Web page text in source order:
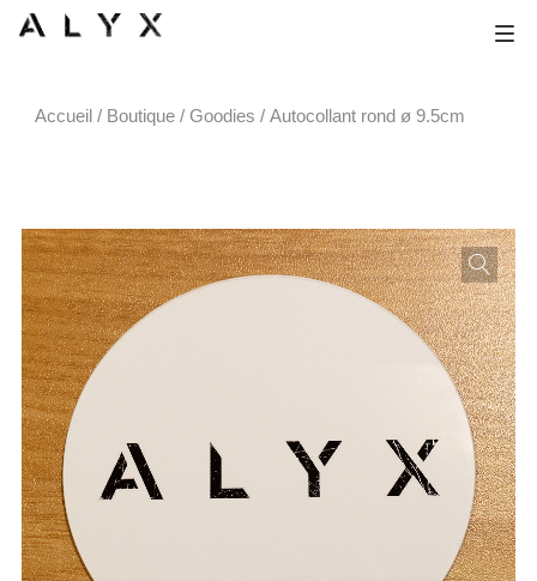
Accueil / Boutique /Goodies / Autocollant rond ø 9.5cm